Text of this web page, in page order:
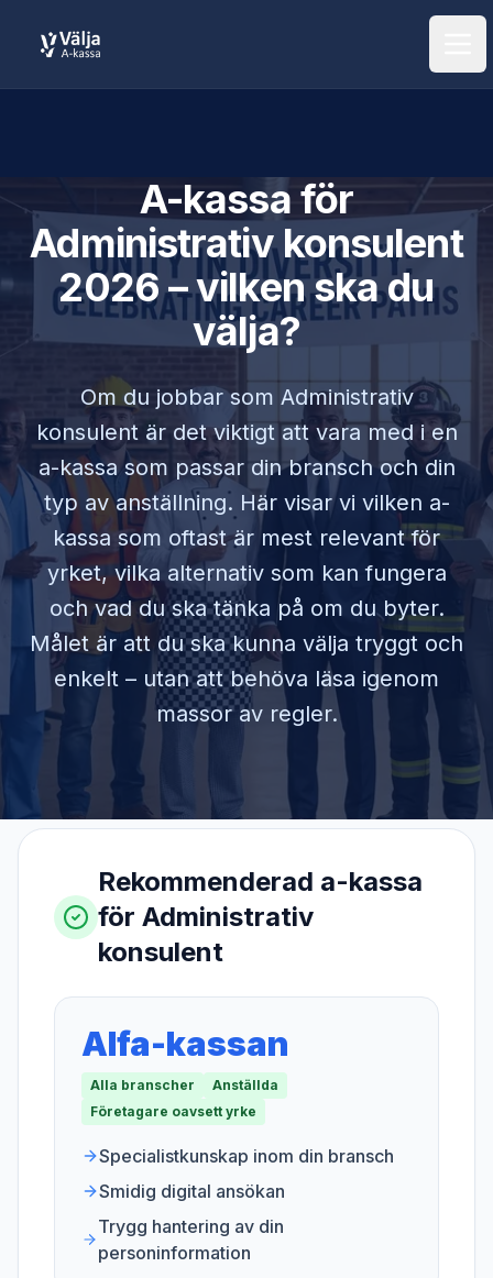
A-kassa för
Administrativ konsulent
2026 – vilken ska du
välja?
Om du jobbar som Administrativ
konsulentär det viktigt att vara med i en
a-kassa som passar din bransch och din
typ av anställning. Här visar vi vilken a-
kassa som oftast är mest relevant för
yrket, vilka alternativ som kan fungera
och vad du ska tänka på om du byter.
Målet är att du ska kunna välja tryggt och
enkelt – utan att behöva läsa igenom
massor av regler.
Rekommenderad a-kassa
för Administrativ
konsulent
Alfa-kassan
Alla branscher
Anställda
Företagare oavsett yrke
Specialistkunskap inom din bransch
Smidig digital ansökan
Trygg hantering av din
personinformation